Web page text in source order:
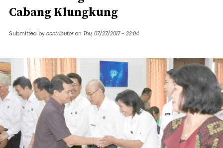
Cabang Klungkung
Submitted by contributor on Thu, 07/27/2017 - 22:04